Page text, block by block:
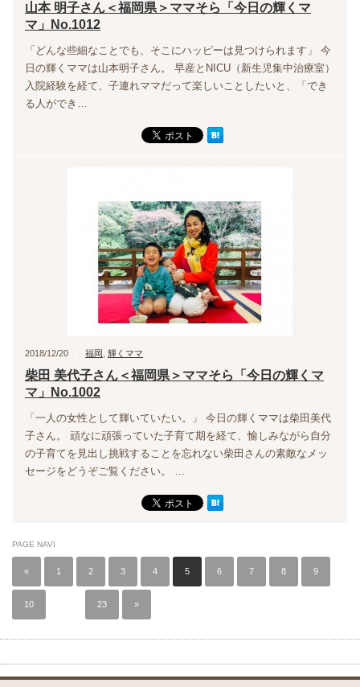
山本 明子さん＜福岡県＞ママそら「今日の輝くマ
マ」No.1012
「どんな些細なことでも、そこにハッピーは見つけられます」 今
日の輝くママは山本明子さん。 早産とNICU（新生児集中治療室）
入院経験を経て、子連れママだって楽しいことしたいと、「でき
る人ができ…
2018/12/20 福岡 輝くママ
柴田 美代子さん＜福岡県＞ママそら「今日の輝くマ
マ」No.1002
「一人の女性として輝いていたい。」 今日の輝くママは柴田美代
子さん。 頑なに頑張っていた子育て期を経て、愉しみながら自分
の子育てを見出し挑戦することを忘れない柴田さんの素敵なメッ
セージをどうぞご覧ください。 …
PAGE NAVI
« 1 2 3 4 5 6 7 8 9
10 23 »